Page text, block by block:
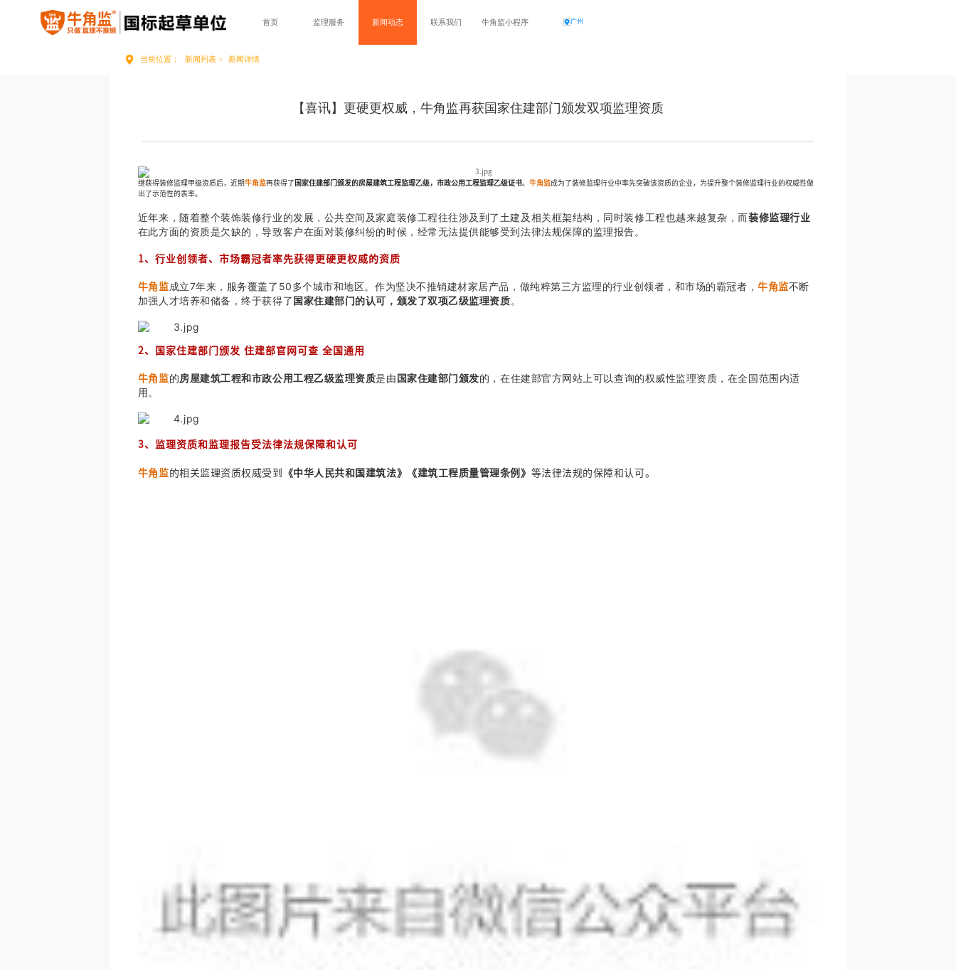
首页 监理服务 新闻动态 联系我们 牛角监小程序 广州
当前位置： 新闻列表 > 新闻详情
【喜讯】更硬更权威，牛角监再获国家住建部门颁发双项监理资质
继获得装修监理甲级资质后，近期牛角监再获得了 国家住建部门颁发的房屋建筑工程监理乙级，市政公用工程监理乙级证书。 牛角监成为了装修监理行业中率先突破该资质的企业，为提升整个装修监理行业的权威性做
出了示范性的表率。
近年来，随着整个装饰装修行业的发展，公共空间及家庭装修工程往往涉及到了土建及相关框架结构，同时装修工程也越来越复杂，而装修监理行业
在此方面的资质是欠缺的，导致客户在面对装修纠纷的时候，经常无法提供能够受到法律法规保障的监理报告。
1、行业创 领者、市场霸冠者率先获得更硬更权威的资质
牛角监成立7年来，服务覆盖了50多个城市和地区。作为坚决不推销建材家居产品，做纯粹第三方监理的行业创领者，和市场的霸冠者，牛角监不断
加强人才培养和储备，终于获得了国家住建部门的认可，颁发了双项乙级监理资质。
2、国家住建部门颁发 住建部官网可查 全国通用
牛角监的房屋建筑工程和市政公用工程乙级监理资质是由国家住建部门颁发的，在住建部官方网站上可以查询的权威性监理资质，在全国范围内适
用。
3、 监理资质和监理报告受法律法规保障和认可
牛角监的相关监理资质权威受到 《中华人民共和国建筑法》《建筑工程质量管理条例》 等法律法规的保障和认可。